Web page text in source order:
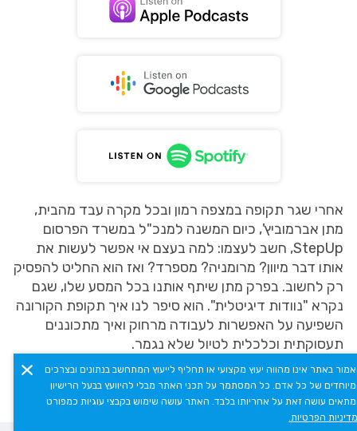
אחרי שגר תקופה במצפה רמון ובכל מקרה עבד מהבית,
מתן אברמוביץ', כיום המשנה למנכ"ל במשרד הפרסום
StepUp, חשב לעצמו: למה בעצם אי אפשר לעשות את
אותו דבר מיוון? מרומניה? מספרד? ואז הוא החליט להפסיק
רק לחשוב. בפרק מתן שיתף אותנו בכל המסע שלו, שגם
נקרא "נוודות דיגיטלית". הוא סיפר לנו איך תקופת הקורונה
השפיעה על האפשרות לעבודה מרחוק ואיך מתכוננים
תעסוקתית וכלכלית לטיול שלא נגמר.
באתר אינו מהווה יעוץ מקצועי או תחליף לייעוץ המתחשב בנתונים ובצרכים
של כל אדם. כל המסתמך על תכני האתר מבלי להיוועץ בבעל הרישיון
עושה זאת על אחריותו בלבד. האתר עושה שימוש בקבצי עוגיות כמפורט
מדיניות הפרטיות.
משתתפים תמלול